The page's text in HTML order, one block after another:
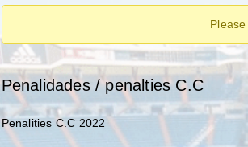
Please
Penalidades / penalties C.C
Penalities C.C 2022